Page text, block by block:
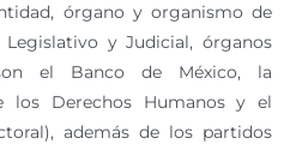
órgano y organismo de
Legislativo y Judicial, órganos
el Banco de México, la
los Derechos Humanos y el
además de los partidos